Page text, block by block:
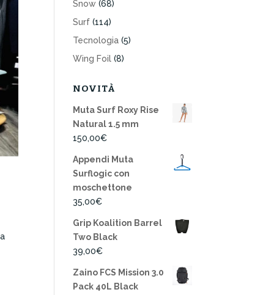
Snow (68)
Surf (114)
Tecnologia (5)
Wing Foil (8)
NOVITÀ
Muta Surf Roxy Rise
Natural 1.5 mm
150,00€
Appendi Muta
Surflogic con
moschettone
35,00€
Grip Koalition Barrel
Two Black
39,00€
Zaino FCS Mission 3.0
Pack 40L Black